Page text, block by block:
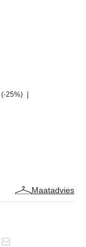
(-25%) |
Maatadvies